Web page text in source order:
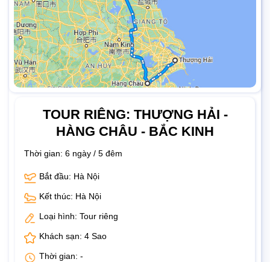
TOUR RIÊNG: THƯỢNG HẢI -
HÀNG CHÂU - BẮC KINH
Thời gian: 6 ngày / 5 đêm
Bắt đầu: Hà Nội
Kết thúc: Hà Nội
Loại hình: Tour riêng
Khách sạn: 4 Sao
Thời gian: -